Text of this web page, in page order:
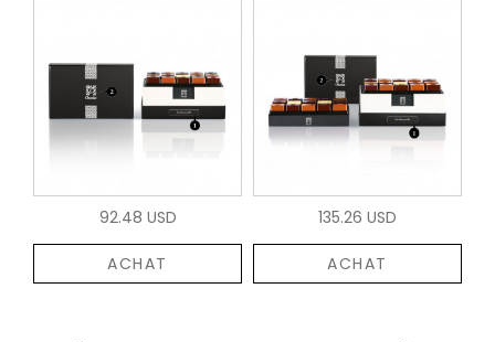
92.48 USD
ACHAT
135.26 USD
ACHAT